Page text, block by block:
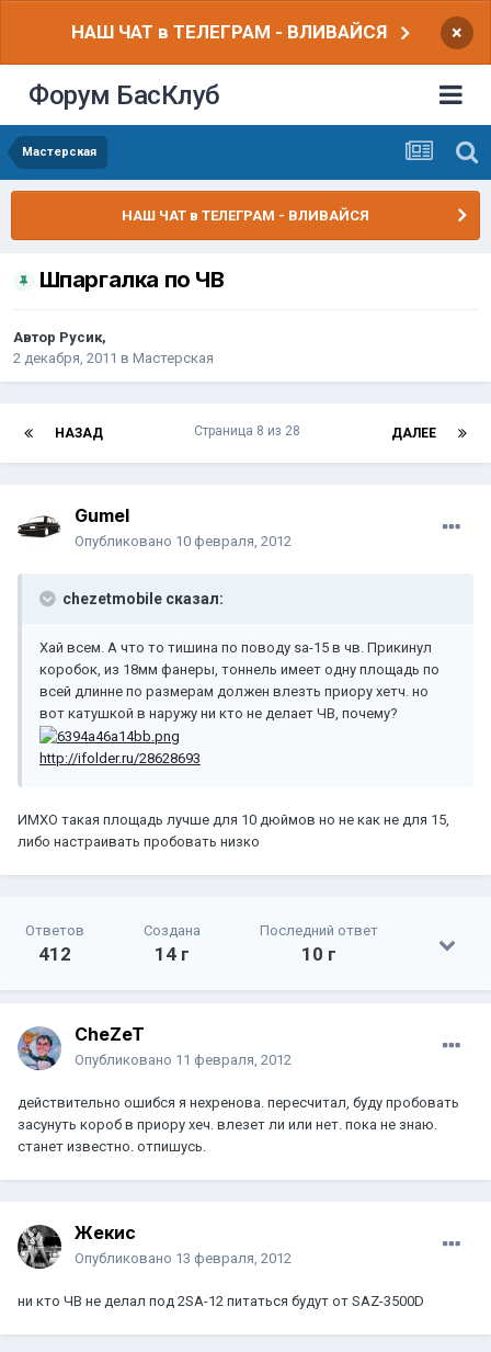
НАШ ЧАТ в ТЕЛЕГРАМ - ВЛИВАЙСЯ ×
Форум БасКлуб
Мастерская
НАШ ЧАТ в ТЕЛЕГРАМ - ВЛИВАЙСЯ
Шпаргалка по ЧВ
Автор Русик,
2 декабря, 2011 в Мастерская
НАЗАД ДАЛЕЕ
Страница 8 из 28
Gumel
Опубликовано 10 февраля, 2012
chezetmobile сказал:
Хай всем. А что то тишина по поводу sa-15 в чв. Прикинул
коробок, из 18мм фанеры, тоннель имеет одну площадь по
всей длинне по размерам должен влезть приору хетч. но
вот катушкой в наружу ни кто не делает ЧВ, почему?
http://ifolder.ru/28628693
ИМХО такая площадь лучше для 10 дюймов но не как не для 15,
либо настраивать пробовать низко
Ответов
412
Создана
14 г
Последний ответ
10 г
CheZeT
Опубликовано 11 февраля, 2012
действительно ошибся я нехренова. пересчитал, буду пробовать
засунуть короб в приору хеч. влезет ли или нет. пока не знаю.
станет известно. отпишусь.
Жекис
Опубликовано 13 февраля, 2012
ни кто ЧВ не делал под 2SA-12 питаться будут от SAZ-3500D